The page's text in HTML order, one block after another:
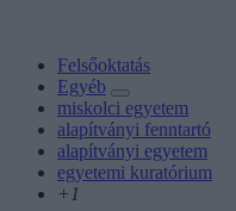
Felsőoktatás
Egyéb
miskolci egyetem
alapítványi fenntartó
alapítványi egyetem
egyetemi kuratórium
+1